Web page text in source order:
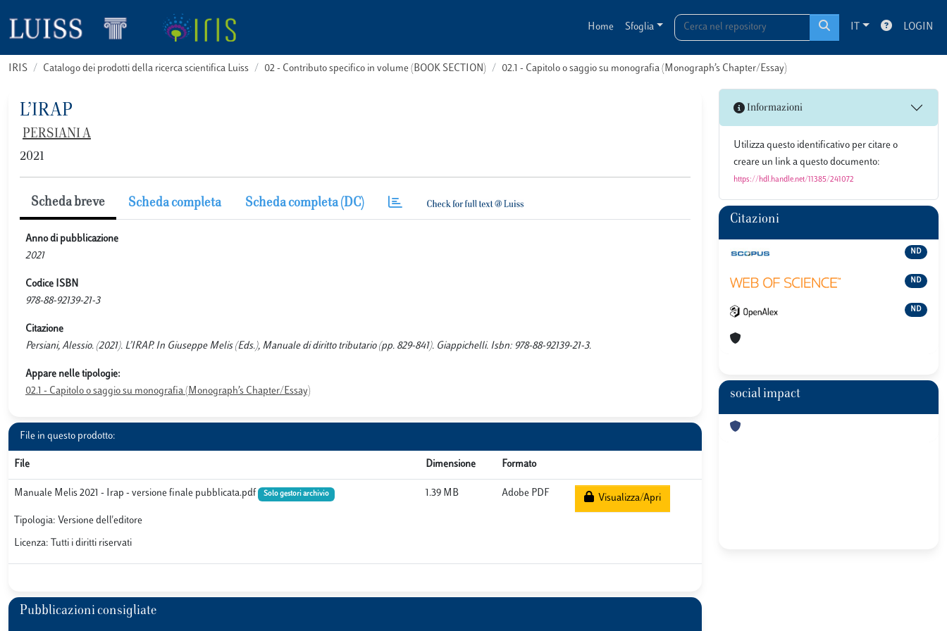
Home Sfoglia IT LOGIN
IRIS Catalogo dei prodotti della ricerca scientifica Luiss 02 - Contributo specifico in volume (BOOK SECTION) 02.1 - Capitolo o saggio su monografia (Monograph’s Chapter/Essay)
L’IRAP
PERSIANI A
2021
Scheda breve Scheda completa Scheda completa (DC)
Anno di pubblicazione
2021
Codice ISBN
978-88-92139-21-3
Citazione
Persiani, Alessio. (2021). L’IRAP. In Giuseppe Melis (Eds.), Manuale di diritto tributario (pp. 829-841). Giappichelli. Isbn: 978-88-92139-21-3.
Appare nelle tipologie:
02.1 - Capitolo o saggio su monografia (Monograph’s Chapter/Essay)
File in questo prodotto:
File Dimensione Formato
Manuale Melis 2021 - Irap - versione finale pubblicata.pdf Solo gestori archivio
Tipologia: Versione dell'editore
Licenza: Tutti i diritti riservati
1.39 MB Adobe PDF Visualizza/Apri
Pubblicazioni consigliate
Informazioni
Utilizza questo identificativo per citare o
creare un link a questo documento:
https://hdl.handle.net/11385/241072
Citazioni
ND
ND
ND
social impact